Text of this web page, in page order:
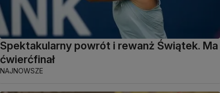
Spektakularny powrót i rewanż Świątek. Ma
ćwierćfinał
NAJNOWSZE